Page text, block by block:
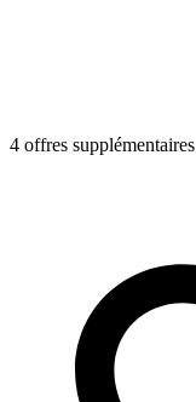
4 offres supplémentaires